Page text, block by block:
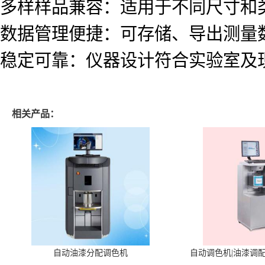
多样样品兼容：适用于不同尺寸
数据管理便捷：可存储、导出测
稳定可靠：仪器设计符合实验室
相关产品：
自动油漆分配调色机 自动调色机|油漆调